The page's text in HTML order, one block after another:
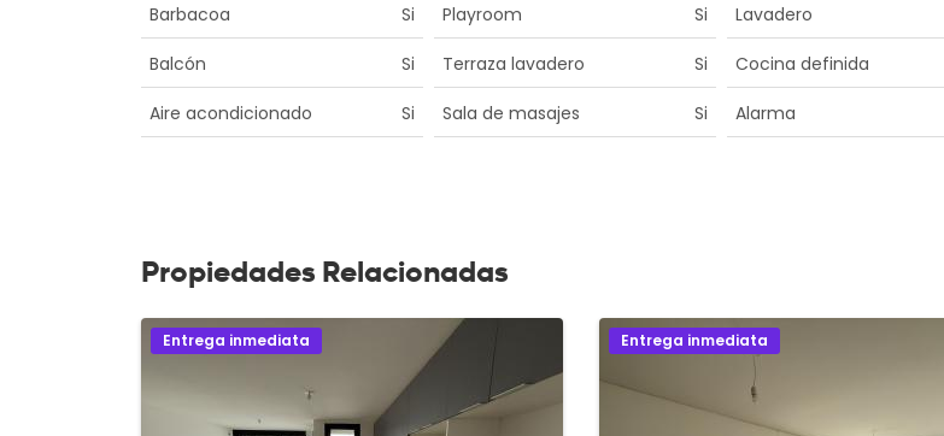
Barbacoa Si Playroom Si Lavadero
Balcón Si Terraza lavadero Si Cocina definida
Aire acondicionado Si Sala de masajes Si Alarma
Propiedades Relacionadas
Entrega inmediata Entrega inmediata